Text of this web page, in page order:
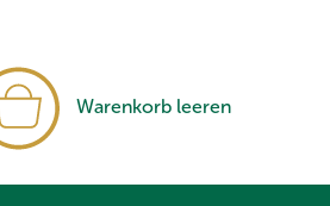
Warenkorb leeren